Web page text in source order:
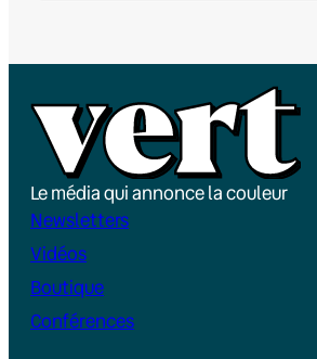
Le média qui annonce la couleur
Newsletters
Vidéos
Boutique
Conférences